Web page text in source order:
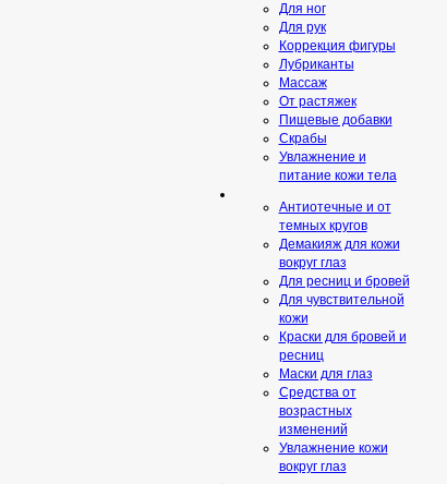
Для ног
Для рук
Коррекция фигуры
Лубриканты
Массаж
От растяжек
Пищевые добавки
Скрaбы
Увлажнение и
питание кожи тела
Антиотечные и от
темных кругов
Демакияж для кожи
вокруг глаз
Для ресниц и бровей
Для чувствительной
кожи
Краски для бровей и
ресниц
Маски для глаз
Средства от
возрастных
изменений
Увлажнение кожи
вокруг глаз